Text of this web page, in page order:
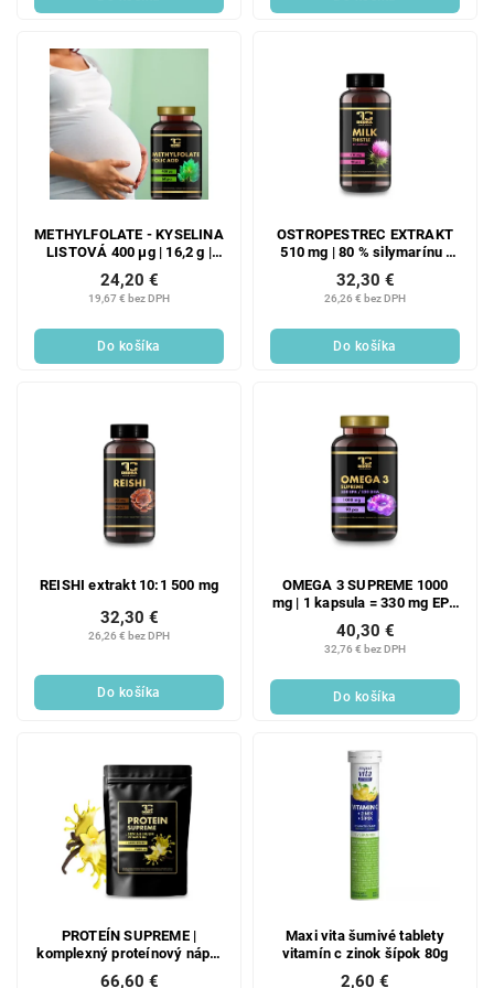
METHYLFOLATE - KYSELINA
LISTOVÁ 400 μg | 16,2 g |
pre plánovanie tehotenstva,
imunitu a krvotvorbu
19,67 € bez DPH
24,20 €
Do košíka
OSTROPESTREC EXTRAKT
510 mg | 80 % silymarínu |
zdravá pečeň, trávenie a
detoxikácia | 90 kapsúl | 54,9
g
26,26 € bez DPH
32,30 €
Do košíka
REISHI extrakt 10:1 500 mg
26,26 € bez DPH
32,30 €
Do košíka
OMEGA 3 SUPREME 1000
mg | 1 kapsula = 330 mg EPA
srdce, mozog a zrak | 90
kapsúl | 122 g
32,76 € bez DPH
40,30 €
Do košíka
PROTEÍN SUPREME |
komplexný proteínový nápoj
66,60 €
Maxi vita šumivé tablety
vitamín c zinok šípok 80g
2,60 €